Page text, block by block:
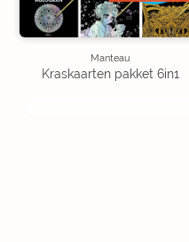
Manteau
Kraskaarten pakket 6in1